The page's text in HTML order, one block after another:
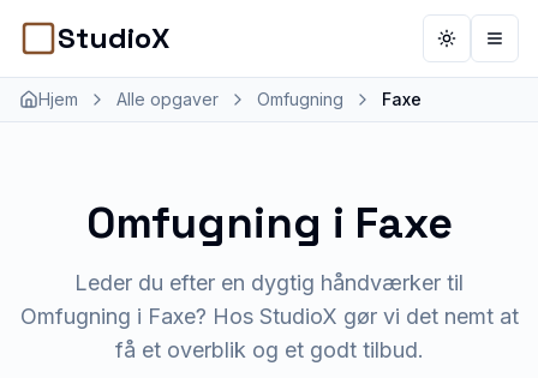
StudioX ToggleÅbn
Hjem Alle opgaver Omfugning Faxe
Omfugning i Faxe
Leder du efter en dygtig håndværker til
Omfugning i Faxe? Hos StudioX gør vi det nemt at
få et overblik og et godt tilbud.